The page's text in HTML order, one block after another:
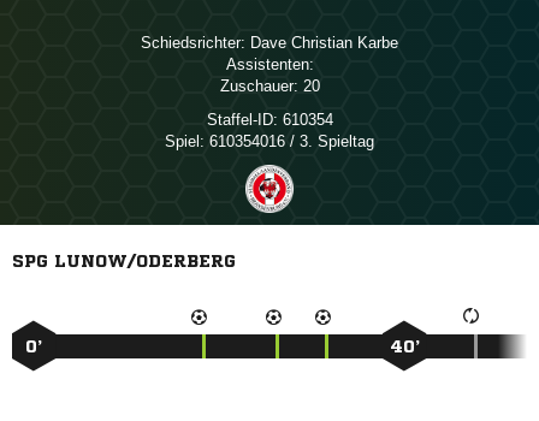
Schiedsrichter:   
Assistenten:
Zuschauer: 20
Staffel-ID: 610354
Spiel: 610354016 / 3. Spieltag
SPG LUNOW/ODERBERG
0’ 40’